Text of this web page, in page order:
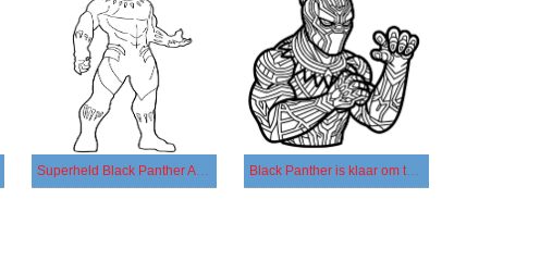
Superheld Black Panther Afdrukbare Black Panther is klaar om te vechten